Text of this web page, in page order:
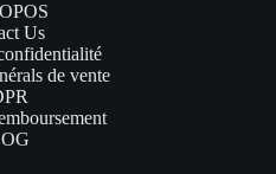
Us
de vente